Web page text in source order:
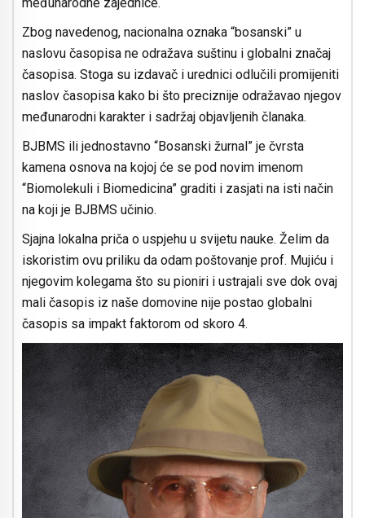
Zbog navedenog, nacionalna oznaka “bosanski” u
naslovu časopisa ne odražava suštinu i globalni značaj
časopisa. Stoga su izdavač i urednici odlučili promijeniti
naslov časopisa kako bi što preciznije odražavao njegov
međunarodni karakter i sadržaj objavljenih članaka.
BJBMS ili jednostavno “Bosanski žurnal” je čvrsta
kamena osnova na kojoj će se pod novim imenom
“Biomolekuli i Biomedicina” graditi i zasjati na isti način
na koji je BJBMS učinio.
Sjajna lokalna priča o uspjehu u svijetu nauke. Želim da
iskoristim ovu priliku da odam poštovanje prof. Mujiću i
njegovim kolegama što su pioniri i ustrajali sve dok ovaj
mali časopis iz naše domovine nije postao globalni
časopis sa impakt faktorom od skoro 4.